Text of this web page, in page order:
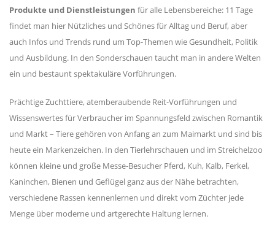
Produkte und Dienstleistungen für alle Lebensbereiche: 11 Tage
findet man hier Nützliches und Schönes für Alltag und Beruf, aber
auch Infos und Trends rund um Top-Themen wie Gesundheit, Politik
und Ausbildung. In den Sonderschauen taucht man in andere Welten
ein und bestaunt spektakuläre Vorführungen.
Prächtige Zuchttiere, atemberaubende Reit-Vorführungen und
Wissenswertes für Verbraucher im Spannungsfeld zwischen Romantik
und Markt – Tiere gehören von Anfang an zum Maimarkt und sind bis
heute ein Markenzeichen. In den Tierlehrschauen und im Streichelzoo
können kleine und große Messe-Besucher Pferd, Kuh, Kalb, Ferkel,
Kaninchen, Bienen und Geflügel ganz aus der Nähe betrachten,
verschiedene Rassen kennenlernen und direkt vom Züchter jede
Menge über moderne und artgerechte Haltung lernen.